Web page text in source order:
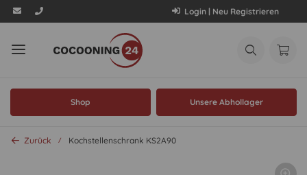
Login | Neu Registrieren
Shop Unsere Abhollager
Zurück Kochstellenschrank KS2A90